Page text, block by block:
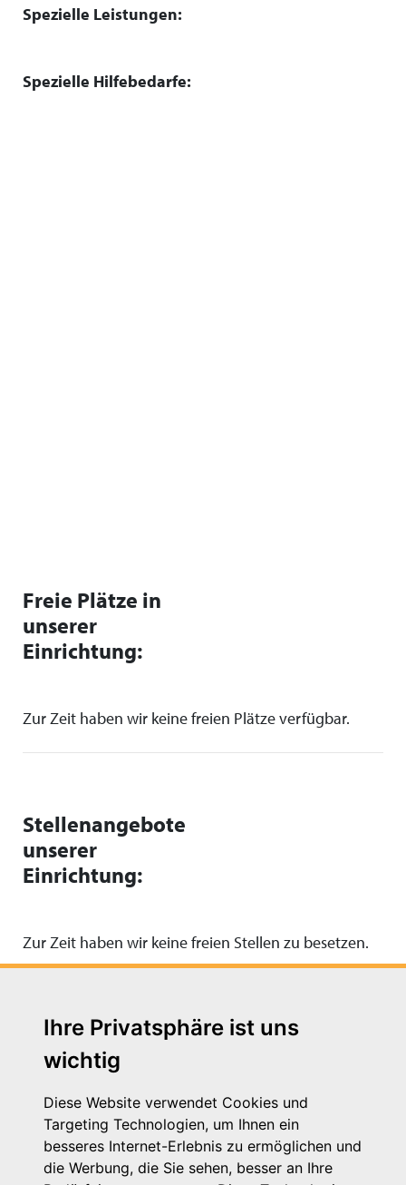
Ihre Privatsphäre ist uns
wichtig
Diese Website verwendet Cookies und
Targeting Technologien, um Ihnen ein
besseres Internet-Erlebnis zu ermöglichen und
die Werbung, die Sie sehen, besser an Ihre
Spezielle Leistungen:
Spezielle Hilfebedarfe:
Freie Plätze in
unserer
Einrichtung:
Zur Zeit haben wir keine freien Plätze verfügbar.
Stellenangebote
unserer
Einrichtung:
Zur Zeit haben wir keine freien Stellen zu besetzen.
Michaelkirchstr. 17/18